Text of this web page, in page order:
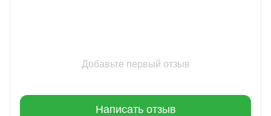
Добавьте первый отзыв
Написать отзыв